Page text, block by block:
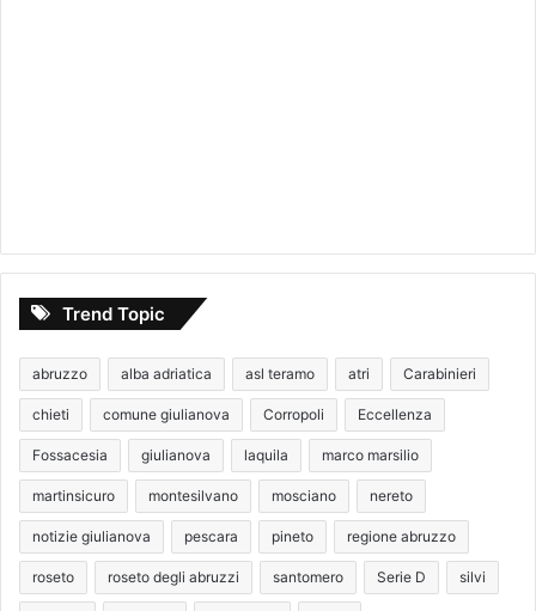
Trend Topic
abruzzo alba adriatica asl teramo atri Carabinieri
chieti comune giulianova Corropoli Eccellenza
Fossacesia giulianova laquila marco marsilio
martinsicuro montesilvano mosciano nereto
notizie giulianova pescara pineto regione abruzzo
roseto roseto degli abruzzi santomero Serie D silvi